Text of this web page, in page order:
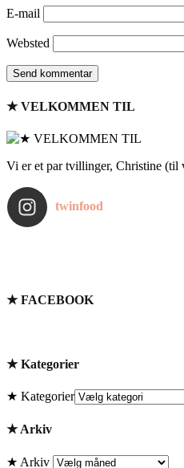
E-mail
Websted
★ VELKOMMEN TIL
Vi er et par tvillinger, Christine (til
twinfood
★ FACEBOOK
★ Kategorier
★ Kategorier
★ Arkiv
★ Arkiv